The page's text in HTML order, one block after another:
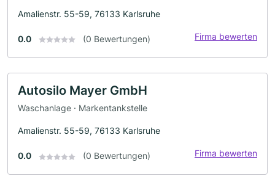
Amalienstr. 55-59, 76133 Karlsruhe
0.0 (0 Bewertungen) Firma bewerten
Autosilo Mayer GmbH
Waschanlage · Markentankstelle
Amalienstr. 55-59, 76133 Karlsruhe
0.0 (0 Bewertungen) Firma bewerten